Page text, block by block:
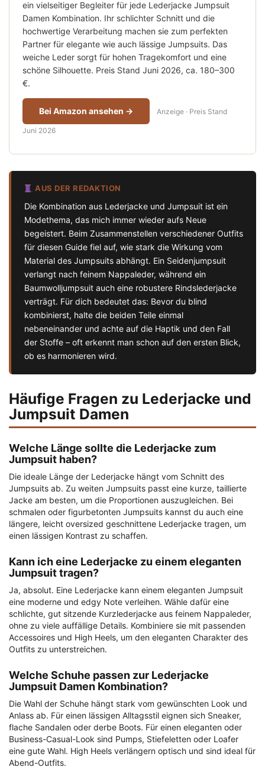
ein vielseitiger Begleiter für jede Lederjacke Jumpsuit
Damen Kombination. Ihr schlichter Schnitt und die
hochwertige Verarbeitung machen sie zum perfekten
Partner für elegante wie auch lässige Jumpsuits. Das
weiche Leder sorgt für hohen Tragekomfort und eine
schöne Silhouette. Preis Stand Juni 2026, ca. 180–300
€.
Bei Amazon ansehen → Anzeige · Preis Stand
Juni 2026
AUS DER REDAKTION
Die Kombination aus Lederjacke und Jumpsuit ist ein
Modethema, das mich immer wieder aufs Neue
begeistert. Beim Zusammenstellen verschiedener Outfits
für diesen Guide fiel auf, wie stark die Wirkung vom
Material des Jumpsuits abhängt. Ein Seidenjumpsuit
verlangt nach feinem Nappaleder, während ein
Baumwolljumpsuit auch eine robustere Rindslederjacke
verträgt. Für dich bedeutet das: Bevor du blind
kombinierst, halte die beiden Teile einmal
nebeneinander und achte auf die Haptik und den Fall
der Stoffe – oft erkennt man schon auf den ersten Blick,
ob es harmonieren wird.
Häufige Fragen zu Lederjacke und
Jumpsuit Damen
Welche Länge sollte die Lederjacke zum
Jumpsuit haben?
Die ideale Länge der Lederjacke hängt vom Schnitt des
Jumpsuits ab. Zu weiten Jumpsuits passt eine kurze, taillierte
Jacke am besten, um die Proportionen auszugleichen. Bei
schmalen oder figurbetonten Jumpsuits kannst du auch eine
längere, leicht oversized geschnittene Lederjacke tragen, um
einen lässigen Kontrast zu schaffen.
Kann ich eine Lederjacke zu einem eleganten
Jumpsuit tragen?
Ja, absolut. Eine Lederjacke kann einem eleganten Jumpsuit
eine moderne und edgy Note verleihen. Wähle dafür eine
schlichte, gut sitzende Kurzlederjacke aus feinem Nappaleder,
ohne zu viele auffällige Details. Kombiniere sie mit passenden
Accessoires und High Heels, um den eleganten Charakter des
Outfits zu unterstreichen.
Welche Schuhe passen zur Lederjacke
Jumpsuit Damen Kombination?
Die Wahl der Schuhe hängt stark vom gewünschten Look und
Anlass ab. Für einen lässigen Alltagsstil eignen sich Sneaker,
flache Sandalen oder derbe Boots. Für einen eleganten oder
Business-Casual-Look sind Pumps, Stiefeletten oder Loafer
eine gute Wahl. High Heels verlängern optisch und sind ideal für
Abend-Outfits.